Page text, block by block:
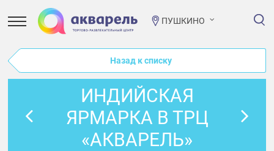
ПУШКИНО
Назад к списку
ИНДИЙСКАЯ
ЯРМАРКА В ТРЦ
«АКВАРЕЛЬ»